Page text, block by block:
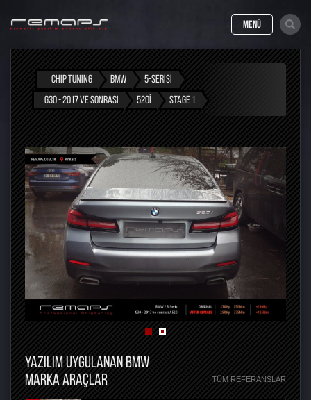
MENÜ
CHIP TUNING BMW
5-SERISI
G30 - 2017 VE SONRASI
520I STAGE 1
YAZILIM UYGULANAN BMW
MARKA ARAÇLAR
TÜM REFERANSLAR